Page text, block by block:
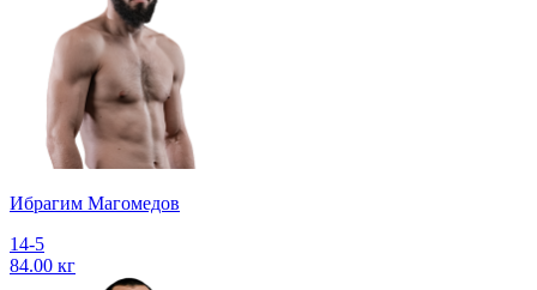
Ибрагим Магомедов
14-5
84.00 кг